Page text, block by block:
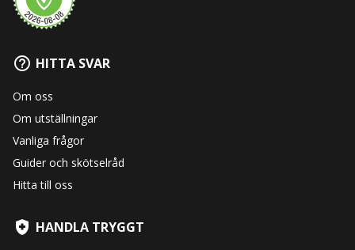
HITTA SVAR
Om oss
Om utställningar
Vanliga frågor
Guider och skötselråd
Hitta till oss
HANDLA TRYGGT